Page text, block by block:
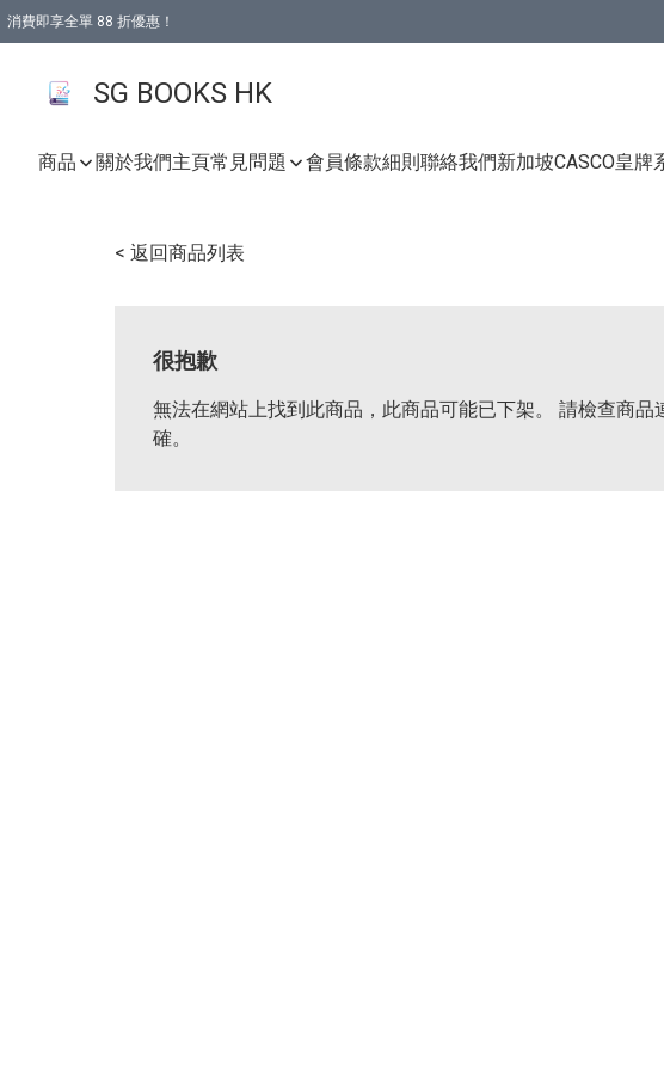
消費即享全單 88 折優惠！
SG BOOKS HK
商品 關於我們主頁常見問題 會員條款細則聯絡我們新加坡CASCO皇牌
< 返回商品列表
很抱歉
無法在網站上找到此商品，此商品可能已下架。 請檢查商品
確。